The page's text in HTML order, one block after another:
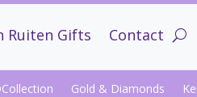
Ruiten Gifts Contact
Gold & Diamonds